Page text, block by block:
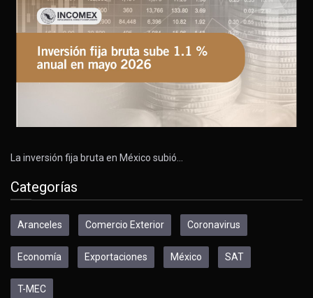
La inversión fija bruta en México subió…
Categorías
Aranceles Comercio Exterior Coronavirus
Economía Exportaciones México SAT
T-MEC